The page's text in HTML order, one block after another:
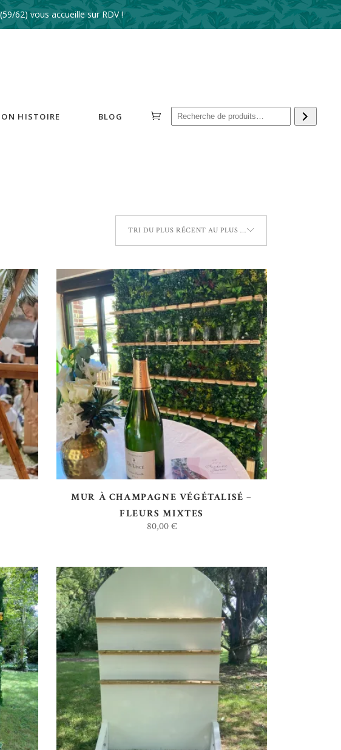
62) vous accueille sur RDV !
HISTOIRE BLOG
TRI DU PLUS RÉCENT AU PLUS ANCIEN
AJOUTER AU DEVIS
MUR À CHAMPAGNE VÉGÉTALISÉ –
FLEURS MIXTES
80,00€